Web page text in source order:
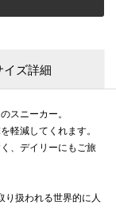
イズ詳細
スニーカー。
軽減してくれます。
、デイリーにもご旅
り扱われる世界的に人